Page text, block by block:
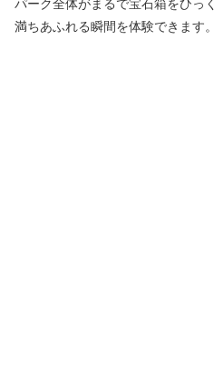
パーク全体がまるで宝石箱をひっ
満ちあふれる瞬間を体験できます。